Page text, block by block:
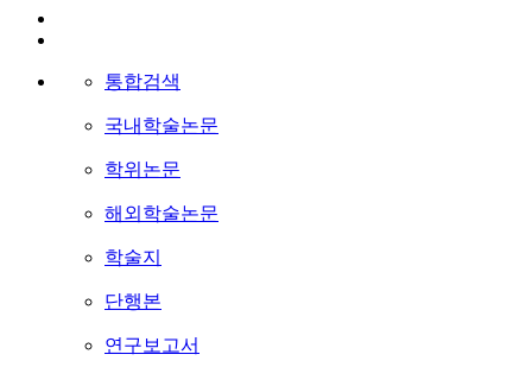
통합검색
국내학술논문
학위논문
해외학술논문
학술지
단행본
연구보고서